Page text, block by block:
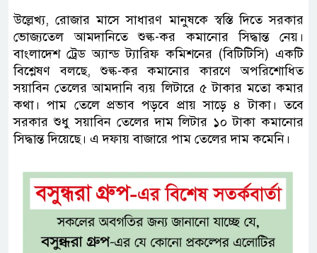
উল্লেখ্য, রোজার মাসে সাধারণ মানুষকে স্বস্তি দিতে সরকার
ভোজ্যতেল আমদানিতে শুল্ক-কর কমানোর সিদ্ধান্ত নেয়।
বাংলাদেশ ট্রেড অ্যান্ড ট্যারিফ কমিশনের (বিটিটিসি) একটি
বিশ্লেষণ বলছে, শুল্ক-কর কমানোর কারণে অপরিশোধিত
সয়াবিন তেলের আমদানি ব্যয় লিটারে ৫ টাকার মতো কমার
কথা। পাম তেলে প্রভাব পড়বে প্রায় সাড়ে ৪ টাকা। তবে
সরকার শুধু সয়াবিন তেলের দাম লিটার ১০ টাকা কমানোর
সিদ্ধান্ত দিয়েছে। এ দফায় বাজারে পাম তেলের দাম কমেনি।